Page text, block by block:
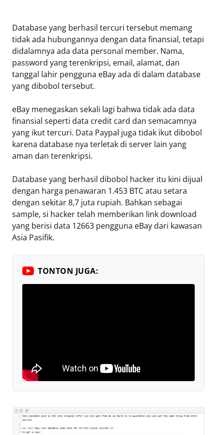
Database yang berhasil tercuri tersebut memang
tidak ada hubungannya dengan data finansial, tetapi
didalamnya ada data personal member. Nama,
password yang terenkripsi, email, alamat, dan
tanggal lahir pengguna eBay ada di dalam database
yang dibobol tersebut.
eBay menegaskan sekali lagi bahwa tidak ada data
finansial seperti data credit card dan semacamnya
yang ikut tercuri. Data Paypal juga tidak ikut dibobol
karena database nya terletak di server lain yang
aman dan terenkripsi.
Database yang berhasil dibobol hacker itu kini dijual
dengan harga penawaran 1.453 BTC atau setara
dengan sekitar 8,7 juta rupiah. Bahkan sebagai
sample, si hacker telah memberikan link download
yang berisi data 12663 pengguna eBay dari kawasan
Asia Pasifik.
TONTON JUGA: